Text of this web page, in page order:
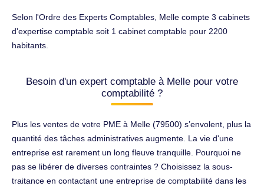
Selon l'Ordre des Experts Comptables, Melle compte 3 cabinets
d'expertise comptable soit 1 cabinet comptable pour 2200
habitants.
Besoin d'un expert comptable à Melle pour votre
comptabilité ?
Plus les ventes de votre PME à Melle (79500) s’envolent, plus la
quantité des tâches administratives augmente. La vie d'une
entreprise est rarement un long fleuve tranquille. Pourquoi ne
pas se libérer de diverses contraintes ? Choisissez la sous-
traitance en contactant une entreprise de comptabilité dans les